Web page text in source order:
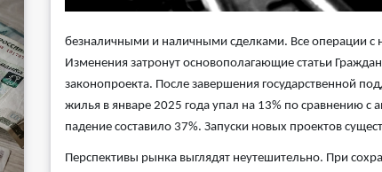
безналичными и наличными сделками. Все операции
Изменения затронут основополагающие статьи
законопроекта. После завершения государственной
жилья в январе 2025 года упал на 13% по сравнению
падение составило 37%. Запуски новых проектов
Перспективы рынка выглядят неутешительно. При